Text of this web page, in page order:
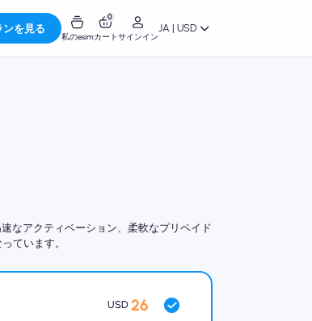
ンを見る
私のesim
0
カートサインイン
JA | USD
なアクティベーション、柔軟なプリペイド
ています。
USD 26